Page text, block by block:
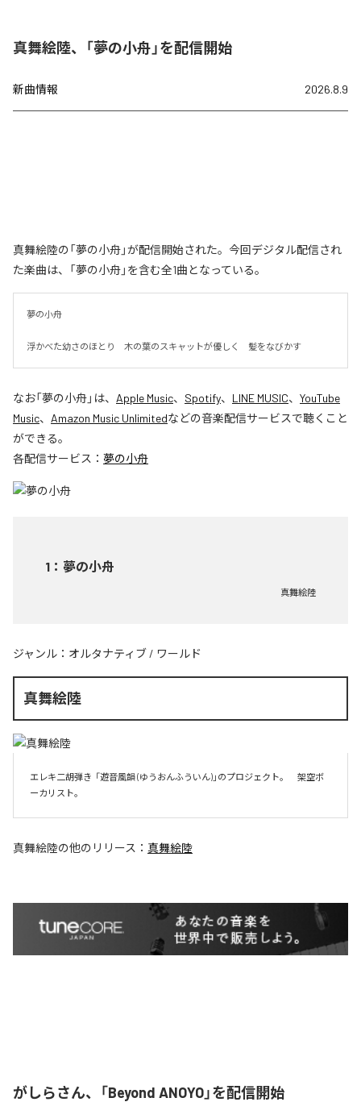
真舞絵陸、「夢の小舟」を配信開始
新曲情報 2026.8.9
真舞絵陸の「夢の小舟」が配信開始された。今回デジタル配信され
た楽曲は、「夢の小舟」を含む全1曲となっている。
夢の小舟
浮かべた幼さのほとり　木の葉のスキャットが優しく　髪をなびかす
なお「夢の小舟」は、 Apple Music、 Spotify、 LINE MUSIC、 YouTube
Music、 Amazon Music Unlimitedなどの音楽配信サービスで聴くこと
ができる。
各配信サービス： 夢の小舟
1 ： 夢の小舟
真舞絵陸
ジャンル： オルタナティブ / ワールド
真舞絵陸
エレキ二胡弾き  「遊音風韻 (ゆうおんふういん)」のプロジェクト。　架空ボ
ーカリスト。
真舞絵陸の他のリリース： 真舞絵陸
がしらさん、「Beyond ANOYO」を配信開始